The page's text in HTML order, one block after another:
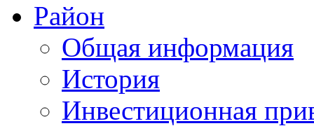
Район
Общая информация
История
Инвестиционная